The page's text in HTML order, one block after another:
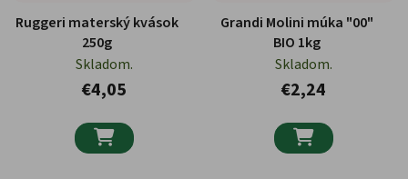
Ruggeri materský kvások
250g
Skladom.
€4,05

Grandi Molini múka "00"
BIO 1kg
Skladom.
€2,24
